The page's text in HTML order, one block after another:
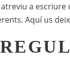
atreviu a
Aquí us